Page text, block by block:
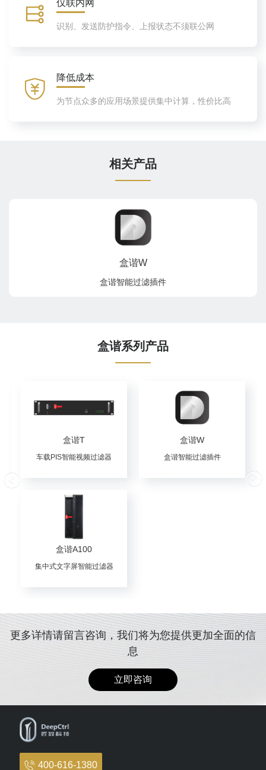
仅联内网
识别、发送防护指令、上报状态不须联公网
降低成本
为节点众多的应用场景提供集中计算，性价比高
相关产品
盒谐W
盒谐智能过滤插件
盒谐系列产品
盒谐A300
多媒体中心审核服务器
盒谐AIMG
盒谐运维服务器
更多详情请留言咨询，我们将为您提供更加全面的信
公司邮箱：info@deepctrl.net
联系地址：北京市海格通信产业园科研楼C座